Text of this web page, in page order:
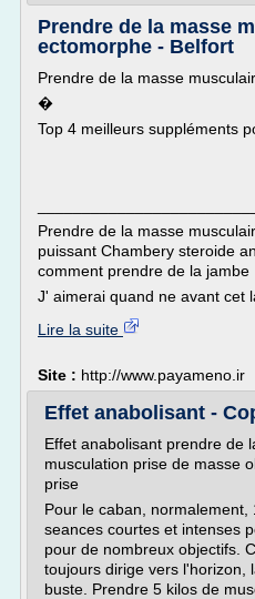
Prendre de la masse
ectomorphe - Belfort
Prendre de la masse
�
Top 4 meilleurs suppléments
Prendre de la masse
puissant Chambery steroide
comment prendre de la jambe
J' aimerai quand ne avant cet
Lire la suite
Site : http://www.payameno.ir
Effet anabolisant -
Effet anabolisant prendre de
musculation prise de masse
prise
Pour le caban, normalement,
seances courtes et intenses
pour de nombreux objectifs.
toujours dirige vers l'horizon,
buste. Prendre 5 kilos de